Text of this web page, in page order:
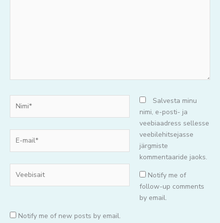
mail*
Salvesta minu
nimi, e-posti- ja
veebiaadress sellesse
veebilehitsejasse
järgmiste
kommentaaride jaoks.
Notify me of
follow-up comments
by email.
Notify me of new posts by email.